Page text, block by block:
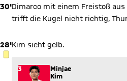
30'Dimarco mit einem Freistoß
trifft die Kugel nicht richtig,
28'
GELBE KARTE
Kim sieht gelb.
3
Minjae
Kim